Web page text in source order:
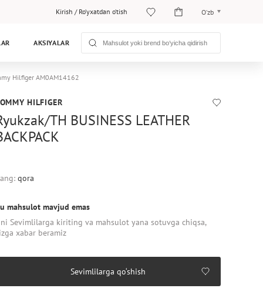
Kirish / Ro‘yxatdan o‘tish O‘zb
Рус
AKSIYALAR
Hilfiger AM0AM14162
HILFIGER
TH BUSINESS LEATHER
qora
mahsulot mavjud emas
Sevimlilarga kiriting va mahsulot yana sotuvga chiqsa,
xabar beramiz
Sevimlilarga qo‘shish